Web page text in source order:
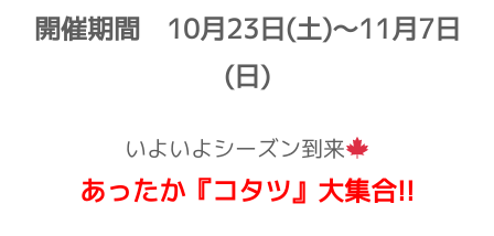
開催期間 10月23日(土)～11月7日
(日)
いよいよシーズン到来
あったか『コタツ』大集合!!